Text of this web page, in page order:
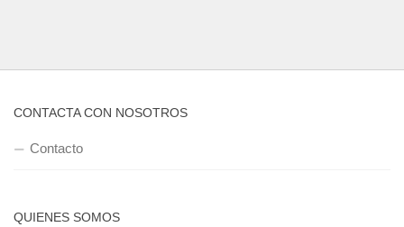
CONTACTA CON NOSOTROS
Contacto
QUIENES SOMOS